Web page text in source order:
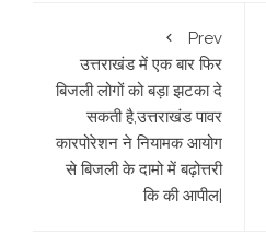
Prev
उत्तराखंड में एक बार फिर
बिजली लोगों को बड़ा झटका दे
सकती है,उत्तराखंड पावर
कारपोरेशन ने नियामक आयोग
से बिजली के दामो में बढ़ोत्तरी
कि की आपील|